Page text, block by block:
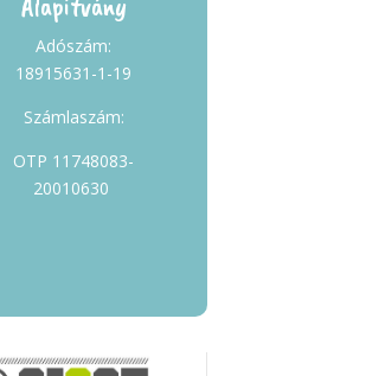
Adószám:
18915631-1-19
Számlaszám:
OTP 11748083-
20010630